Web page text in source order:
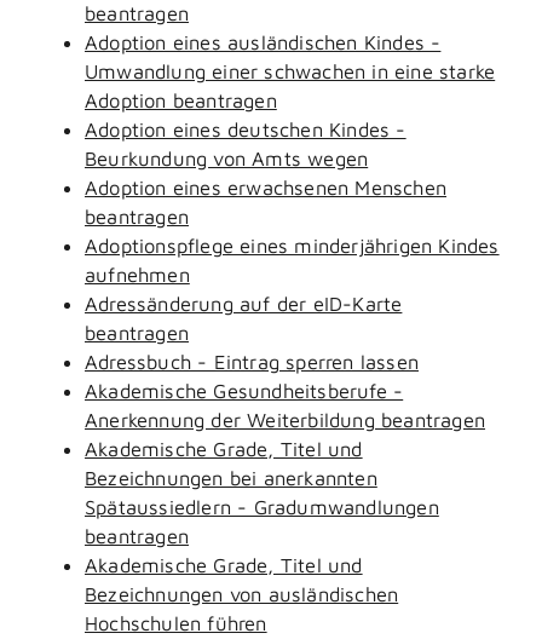
beantragen
Adoption eines ausländischen Kindes -
Umwandlung einer schwachen in eine starke
Adoption beantragen
Adoption eines deutschen Kindes -
Beurkundung von Amts wegen
Adoption eines erwachsenen Menschen
beantragen
Adoptionspflege eines minderjährigen Kindes
aufnehmen
Adressänderung auf der eID-Karte
beantragen
Adressbuch - Eintrag sperren lassen
Akademische Gesundheitsberufe -
Anerkennung der Weiterbildung beantragen
Akademische Grade, Titel und
Bezeichnungen bei anerkannten
Spätaussiedlern - Gradumwandlungen
beantragen
Akademische Grade, Titel und
Bezeichnungen von ausländischen
Hochschulen führen